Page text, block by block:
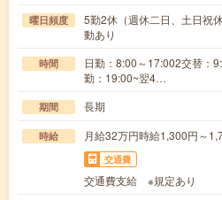
曜日頻度
5勤2休（週休二日、土日祝
動あり
時間
日勤：8:00～17:002交替：
勤：19:00~翌4…
期間 長期
時給 月給32万円時給1,300円～
交通費
交通費支給 ※規定あり